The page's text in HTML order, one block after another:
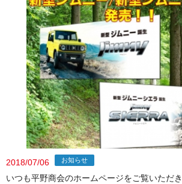
2018/07/06 お知らせ
いつも平野商会のホームページをご覧いただ